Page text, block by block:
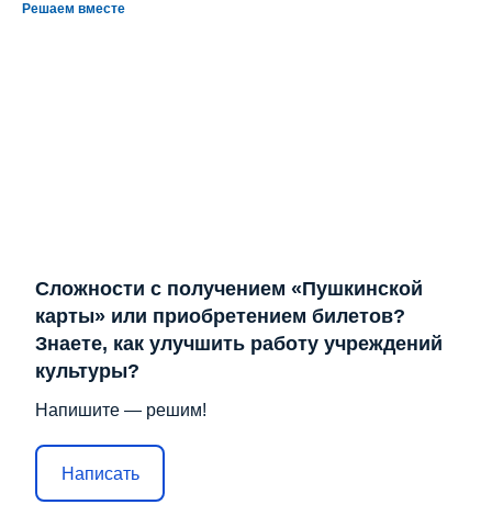
Решаем вместе
Сложности с получением «Пушкинской
карты» или приобретением билетов?
Знаете, как улучшить работу учреждений
культуры?
Напишите — решим!
Написать